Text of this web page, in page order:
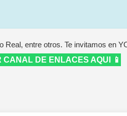
entre otros. Te invitamos en
CANAL DE ENLACES AQUI 📱